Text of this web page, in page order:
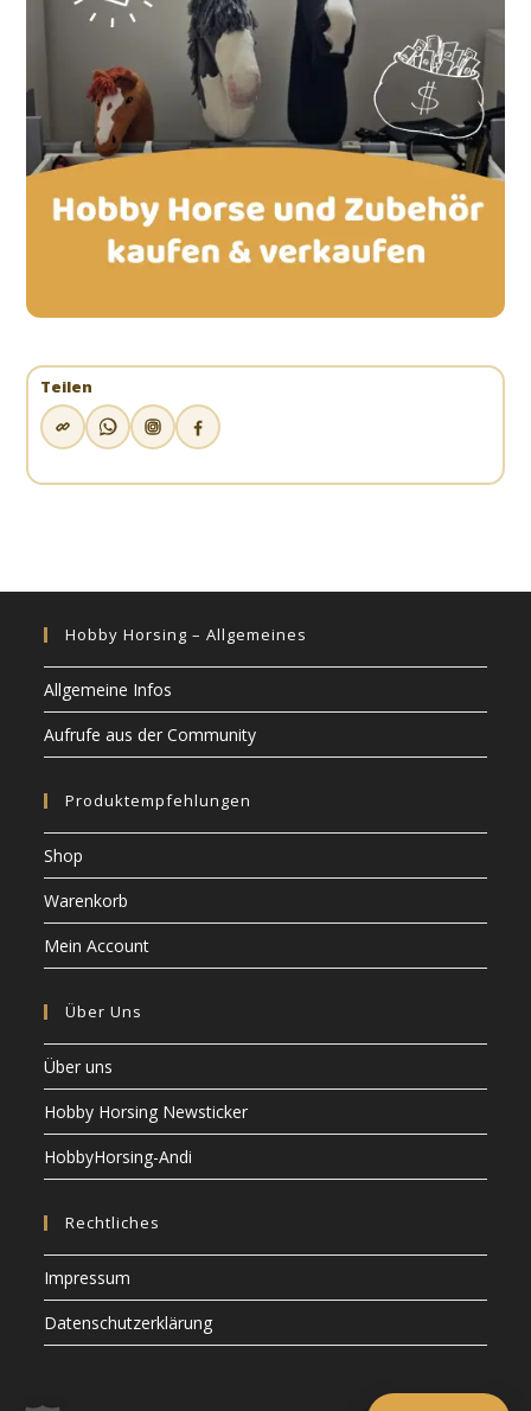
Teilen
Hobby Horsing – Allgemeines
Allgemeine Infos
Aufrufe aus der Community
Produktempfehlungen
Shop
Warenkorb
Mein Account
Über Uns
Über uns
Hobby Horsing Newsticker
HobbyHorsing-Andi
Rechtliches
Impressum
Datenschutzerklärung